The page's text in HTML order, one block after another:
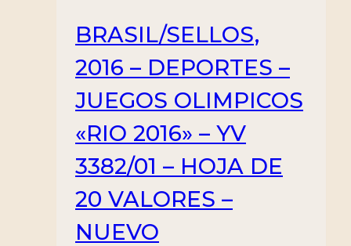
BRASIL/SELLOS,
2016 – DEPORTES –
JUEGOS OLIMPICOS
«RIO 2016» – YV
3382/01 – HOJA DE
20 VALORES –
NUEVO